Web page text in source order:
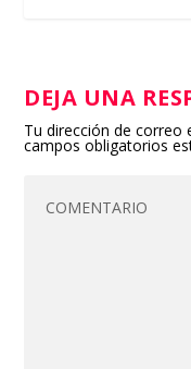
DEJA UNA
Tu dirección de correo
campos obligatorios